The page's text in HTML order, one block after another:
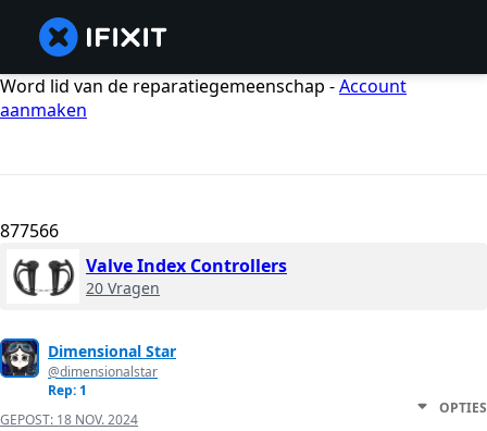
Word lid van de reparatiegemeenschap -Account
aanmaken
877566
Valve Index Controllers
20 Vragen
Dimensional Star
@dimensionalstar
Rep: 1
GEPOST: 18 NOV. 2024
OPTIES